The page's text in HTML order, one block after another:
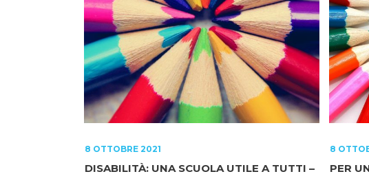
8 OTTOBRE 2021
DISABILITÀ: UNA SCUOLA UTILE A TUTTI –
8
PER